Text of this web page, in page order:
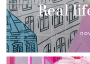
Real